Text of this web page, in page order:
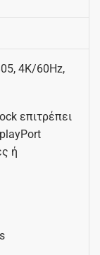
4K/60Hz,
επιτρέπει
ή